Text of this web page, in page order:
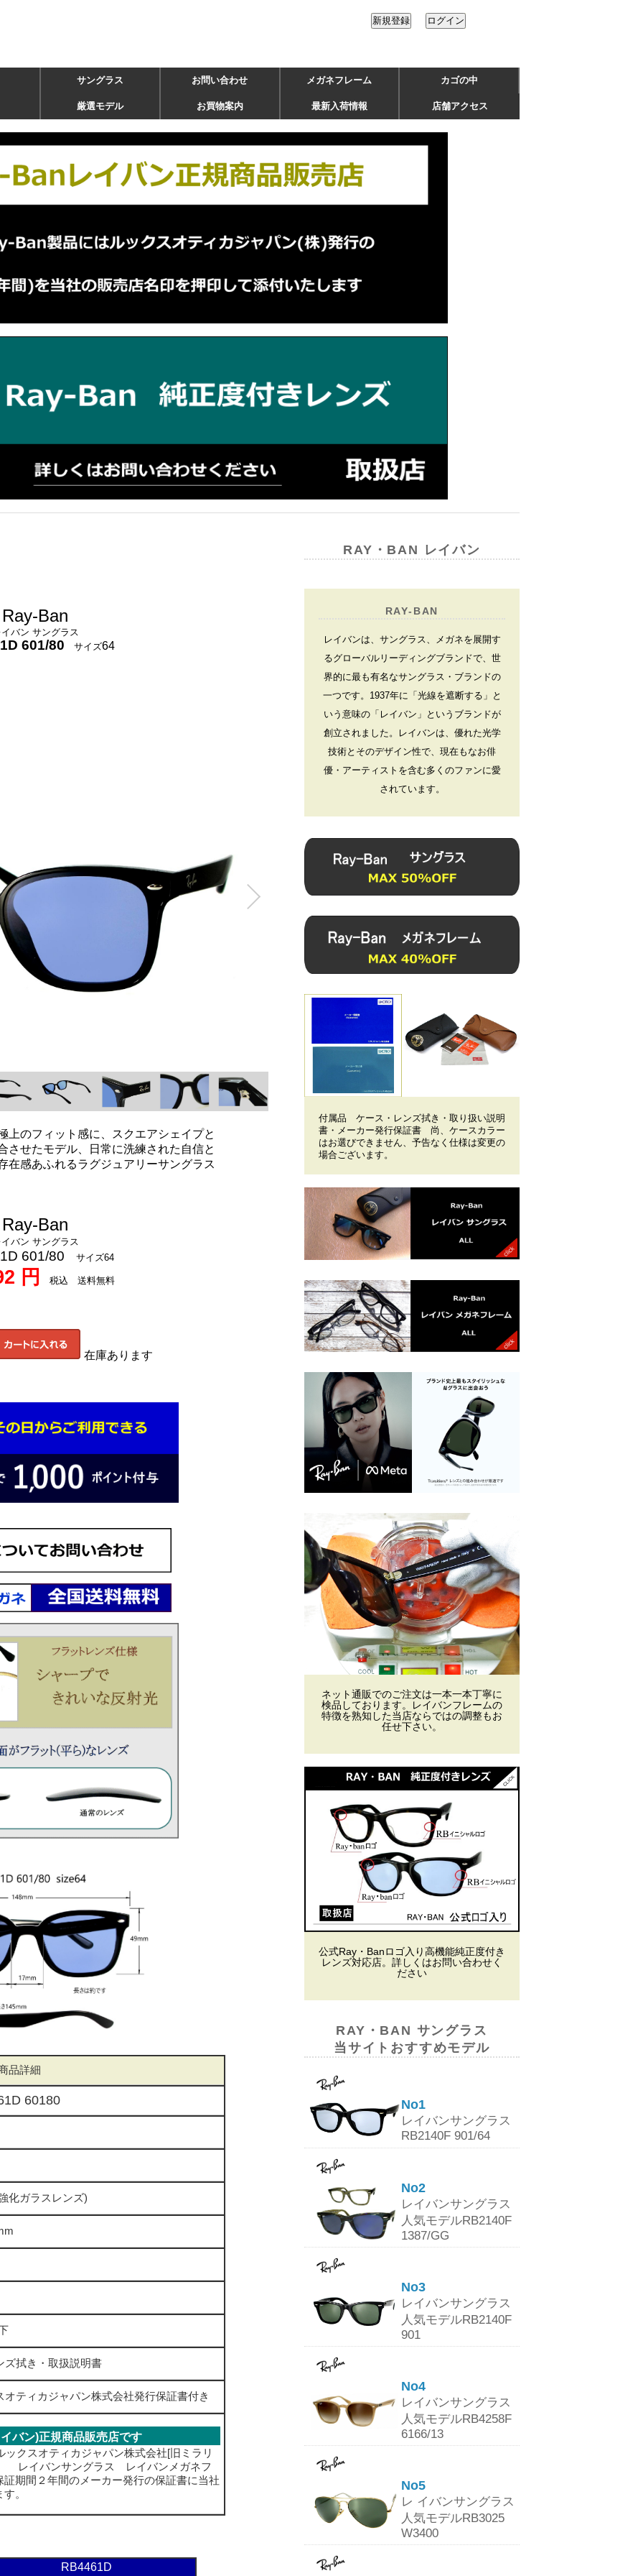
サングラス お問い合わせ メガネフレーム カゴの中
厳選モデル お買物案内 最新入荷情報 店舗アクセス
Ray-Ban
バン サングラス
601/80 サイズ64
上のフィット感に、スクエアシェイプと
させたモデル、日常に洗練された自信と
在感あふれるラグジュアリーサングラス
Ray-Ban
バン サングラス
601/80 サイズ64
円 税込 送料無料
在庫あります
品詳細
60180
ガラスレンズ)
下
拭き・取扱説明書
ティカジャパン株式会社発行保証書付き
バン)正規商品販売店です
クスオティカジャパン株式会社[旧ミラリ
レイバンサングラス レイバンメガネフ
期間２年間のメーカー発行の保証書に当社
。
RB4461D
RAY・BAN レイバン
RAY-BAN
レイバンは、サングラス、メガネを展開す
るグローバルリーディングブランドで、世
界的に最も有名なサングラス・ブランドの
一つです。1937年に「光線を遮断する」と
いう意味の「レイバン」というブランドが
創立されました。レイバンは、優れた光学
技術とそのデザイン性で、現在もなお俳
優・アーティストを含む多くのファンに愛
されています。
付属品 ケース・レンズ拭き・取り扱い説明
書・メーカー発行保証書 尚、ケースカラー
はお選びできません、予告なく仕様は変更の
場合ございます。
ネット通販でのご注文は一本一本丁寧に
検品しております。レイバンフレームの
特徴を熟知した当店ならではの調整もお
任せ下さい。
公式Ray・Banロゴ入り高機能純正度付き
レンズ対応店。詳しくはお問い合わせく
ださい
RAY・BAN サングラス
当サイトおすすめモデル
No1
レイバンサングラス
RB2140F 901/64
No2
レイバンサングラス
人気モデルRB2140F
1387/GG
No3
レイバンサングラス
人気モデルRB2140F
901
No4
レイバンサングラス
人気モデルRB4258F
6166/13
No5
レ イバンサングラス
人気モデルRB3025
W3400